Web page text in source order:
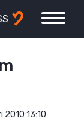
2010 13:10